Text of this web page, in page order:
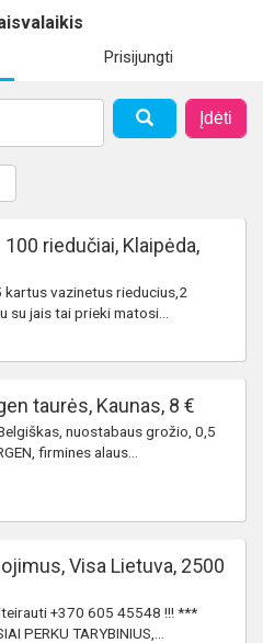
Prisijungti
Įdėti
riedučiai, Klaipėda,
kartus vazinetus rieducius,2
su jais tai prieki matosi...
taurės, Kaunas, 8 €
nuostabaus grožio, 0,5
firmines alaus...
Visa Lietuva, 2500
+370 605 45548 !!! ***
PERKU TARYBINIUS,...